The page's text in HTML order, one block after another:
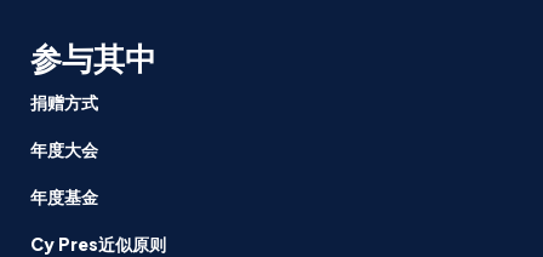
参与其中
捐赠方式
年度大会
年度基金
Cy Pres近似原则